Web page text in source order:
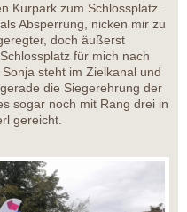
Kurpark zum Schlossplatz.
Absperrung, nicken mir zu
doch äußerst
für mich nach
steht im Zielkanal und
die Siegerehrung der
sogar noch mit Rang drei in
gereicht.